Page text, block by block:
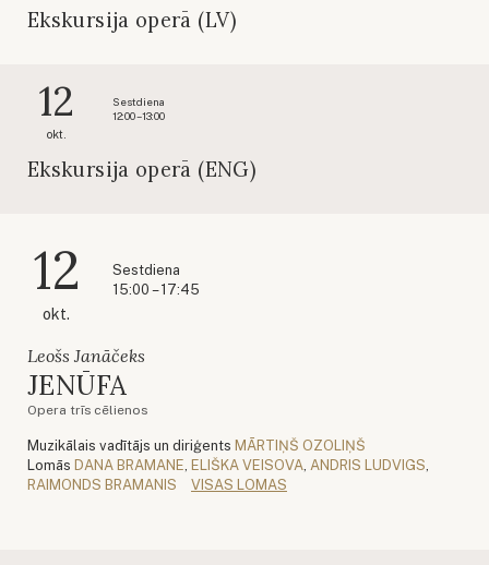
Ekskursija operā (LV)
12
okt.
Sestdiena
12:00 – 13:00
Ekskursija operā (ENG)
12
okt.
Sestdiena
15:00 – 17:45
Leošs Janāčeks
JENŪFA
Opera trīs cēlienos
Muzikālais vadītājs un diriģents MĀRTIŅŠ OZOLIŅŠ
Lomās DANA BRAMANE ELIŠKA VEISOVA ANDRIS LUDVIGS
RAIMONDS BRAMANIS
VISAS LOMAS